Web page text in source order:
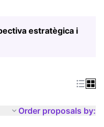
estratègica i
Order proposals by: